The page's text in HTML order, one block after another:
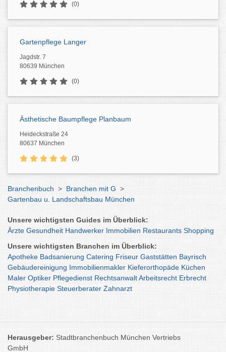
(0)
Gartenpflege Langer
Jagdstr. 7
80639 München
(0)
Ästhetische Baumpflege Planbaum
Heideckstraße 24
80637 München
(3)
Branchenbuch > Branchen mit G >
Gartenbau u. Landschaftsbau München
Unsere wichtigsten Guides im Überblick:
Ärzte Gesundheit Handwerker Immobilien Restaurants Shopping
Unsere wichtigsten Branchen im Überblick:
Apotheke Badsanierung Catering Friseur Gaststätten Bayrisch
Gebäudereinigung Immobilienmakler Kieferorthopäde Küchen
Maler Optiker Pflegedienst RechtsanwaltArbeitsrecht Erbrecht
Physiotherapie Steuerberater Zahnarzt
Herausgeber: Stadtbranchenbuch München Vertriebs
GmbH